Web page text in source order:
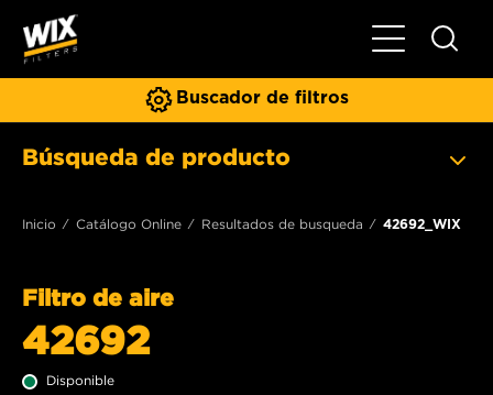
Toggle
Buscador de filtros
Búsqueda de producto
Inicio Catálogo Online Resultados de busqueda 42692_WIX
Filtro de aire
42692
Disponible